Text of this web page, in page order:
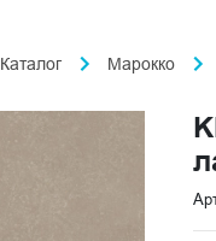
Каталог Марокко